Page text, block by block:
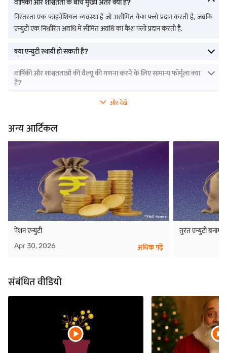
वार्षिकी और शाश्वतता के बीच मुख्य अंतर क्या है?
निरंतरता एक फाइनेंशियल व्यवस्था है जो असीमित कैश फ्लो प्रदान करती है, जबकि
एन्युटी एक निर्धारित अवधि में सीमित अवधि का कैश फ्लो प्रदान करती है.
क्या एन्युटी स्थायी हो सकती है?
वार्षिकी और शाश्वतताओं की वैल्यू की गणना करने के लिए सामान्य फॉर्मूला क्या
हैं?
और देखें
अन्य आर्टिकल
पेंशन एन्युटी
Apr 30, 2026
अधिक पढ़ें
तुरंत एन्युटी बनाम
संबंधित वीडियो